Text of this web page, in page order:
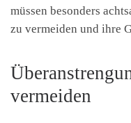
müssen besonders
zu vermeiden und ihre
vermeiden